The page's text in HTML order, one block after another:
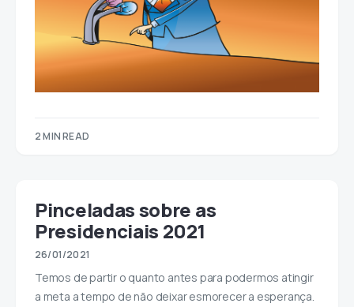
2 MIN READ
Pinceladas sobre as
Presidenciais 2021
26/01/2021
Temos de partir o quanto antes para podermos atingir
a meta a tempo de não deixar esmorecer a esperança.